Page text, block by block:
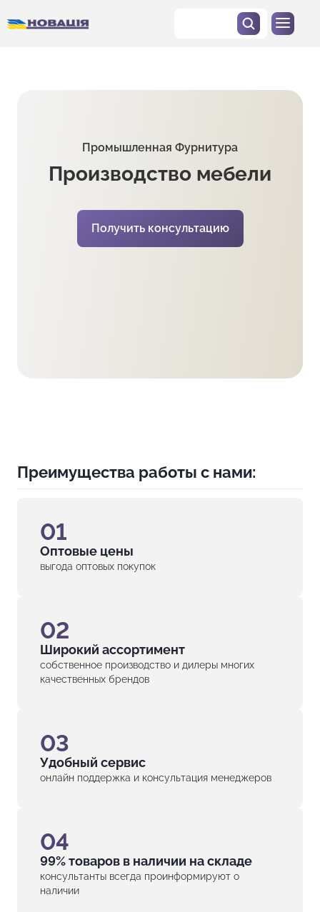
Промышленная Фурнитура
Производство мебели
Получить консультацию
Преимущества работы с нами:
01
Оптовые цены
выгода оптовых покупок
02
Широкий ассортимент
собственное производство и дилеры многих
качественных брендов
03
Удобный сервис
онлайн поддержка и консультация менеджеров
04
99% товаров в наличии на складе
консультанты всегда проинформируют о
наличии